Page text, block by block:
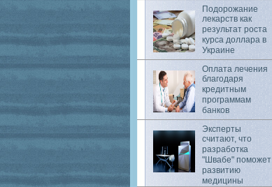
Подорожание
лекарств как
результат роста
курса доллара в
Украине
Оплата лечения
благодаря
кредитным
программам
банков
Эксперты
считают, что
разработка
"Швабе" поможет
развитию
медицины